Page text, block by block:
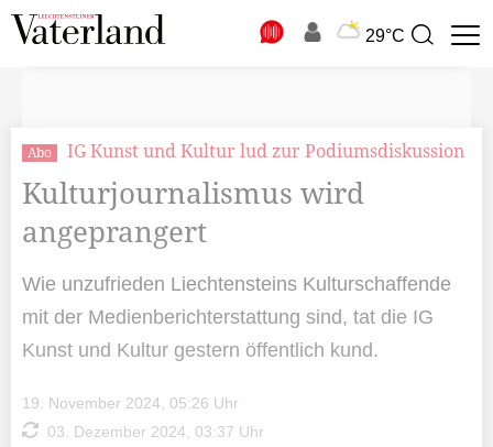
29°C
Suchbegriff
Abo IG Kunst und Kultur lud zur Podiumsdiskussion
Kulturjournalismus wird
angeprangert
Wie unzufrieden Liechtensteins Kulturschaffende
mit der Medienberichterstattung sind, tat die IG
Kunst und Kultur gestern öffentlich kund.
19. November 2024, 05:26 Uhr
03. Dezember 2024, 03:37 Uhr